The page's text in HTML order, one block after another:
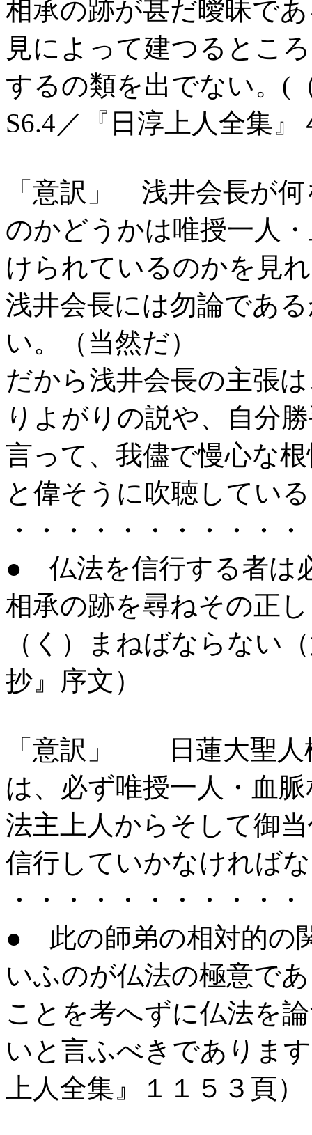
相承の跡が甚だ曖昧で
見によって建つるとこ
するの類を出でない。(
S6.4／『日淳上人全集』
「意訳」 浅井会長が
のかどうかは唯授一人
けられているのかを見
浅井会長には勿論であ
い。（当然だ）
だから浅井会長の主張
りよがりの説や、自分
言って、我儘で慢心な
と偉そうに吹聴してい
・・・・・・・・・・
● 仏法を信行する者は
相承の跡を尋ねその正
（く）まねばならない
抄』序文）
「意訳」 日蓮大聖人
は、必ず唯授一人・血
法主上人からそして御
信行していかなければ
・・・・・・・・・・
● 此の師弟の相対的の
いふのが仏法の極意で
ことを考へずに仏法を
いと言ふべきでありま
上人全集』１１５３頁